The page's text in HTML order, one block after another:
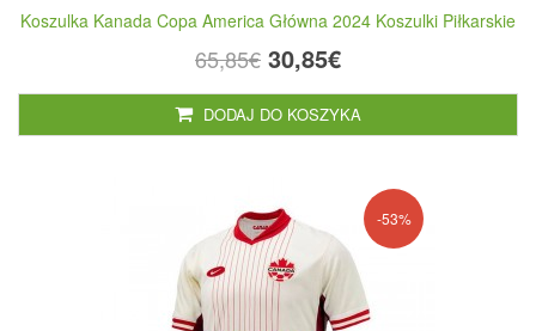
Koszulka Kanada Copa America Główna 2024 Koszulki Piłkarskie
65,85€ 30,85€
DODAJ DO KOSZYKA
-53%